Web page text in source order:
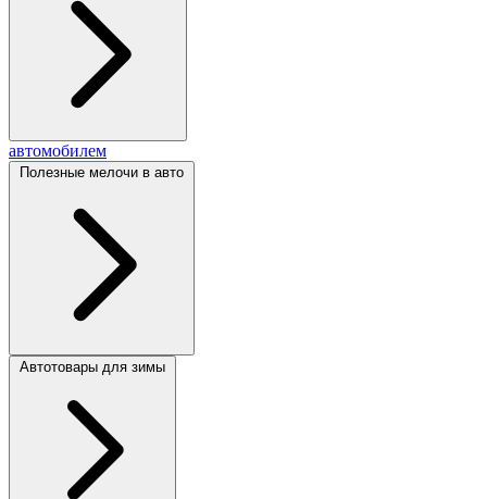
автомобилем
Полезные мелочи в авто
Автотовары для зимы